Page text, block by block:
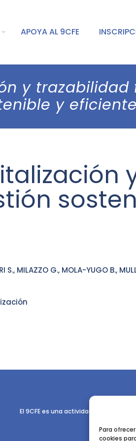
Para
cookies
APOYA AL 9CFE
y
y
S., MILAZZO G., MOLA-YUGO B.,
El 9CFE es una actividad promovida